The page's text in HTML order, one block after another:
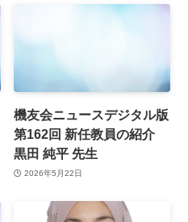
機友会ニュースデジタル版
第162回 新任教員の紹介
黒田 純平 先生
2026年5月22日